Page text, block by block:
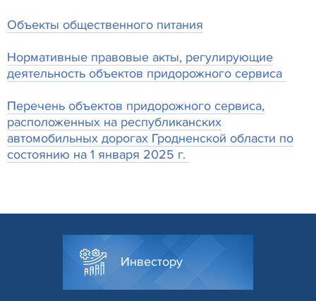
Объекты общественного питания
Нормативные правовые акты, регулирующие
деятельность объектов придорожного сервиса
Перечень объектов придорожного сервиса,
расположенных на республиканских
автомобильных дорогах Гродненской области по
состоянию на 1 января 2025 г.
Инвестору